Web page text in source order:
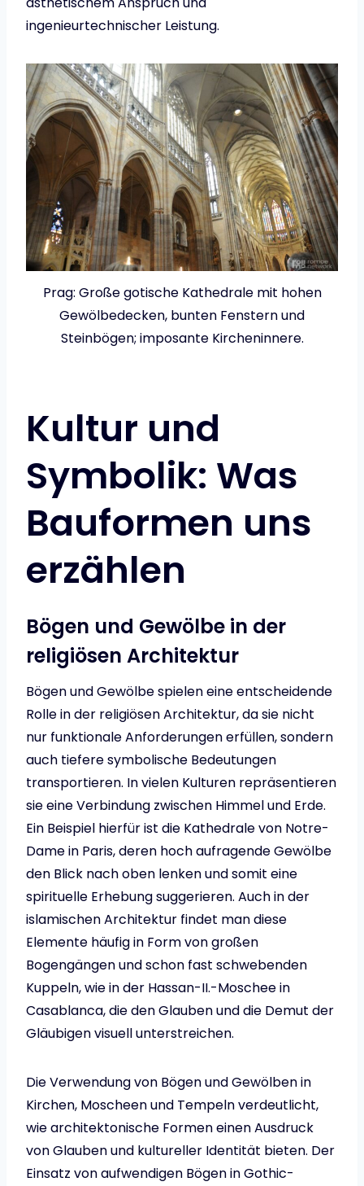
ingenieurtechnischer Leistung.
Prag: Große gotische Kathedrale mit hohen
Gewölbedecken, bunten Fenstern und
Steinbögen; imposante Kircheninnere.
Kultur und
Symbolik: Was
Bauformen uns
erzählen
Bögen und Gewölbe in der
religiösen Architektur
Bögen und Gewölbe spielen eine entscheidende
Rolle in der religiösen Architektur, da sie nicht
nur funktionale Anforderungen erfüllen, sondern
auch tiefere symbolische Bedeutungen
transportieren. In vielen Kulturen repräsentieren
sie eine Verbindung zwischen Himmel und Erde.
Ein Beispiel hierfür ist die Kathedrale von Notre-
Dame in Paris, deren hoch aufragende Gewölbe
den Blick nach oben lenken und somit eine
spirituelle Erhebung suggerieren. Auch in der
islamischen Architektur findet man diese
Elemente häufig in Form von großen
Bogengängen und schon fast schwebenden
Kuppeln, wie in der Hassan-II.-Moschee in
Casablanca, die den Glauben und die Demut der
Gläubigen visuell unterstreichen.
Die Verwendung von Bögen und Gewölben in
Kirchen, Moscheen und Tempeln verdeutlicht,
wie architektonische Formen einen Ausdruck
von Glauben und kultureller Identität bieten. Der
Einsatz von aufwendigen Bögen in Gothic-